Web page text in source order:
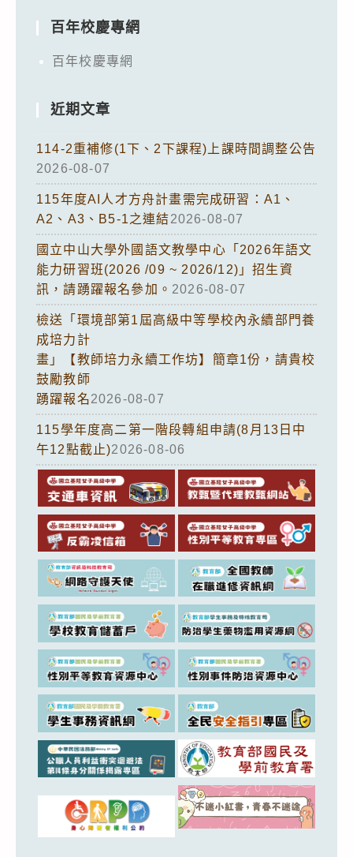
百年校慶專網
百年校慶專網
近期文章
114-2重補修(1下、2下課程)上課時間調整公告
2026-08-07
115年度AI人才方舟計畫需完成研習：A1、
A2、A3、B5-1之連結2026-08-07
國立中山大學外國語文教學中心「2026年語文
能力研習班(2026 /09 ~ 2026/12)」招生資
訊，請踴躍報名參加。 2026-08-07
檢送「環境部第1屆高級中等學校內永續部門養
成培力計
畫」【教師培力永續工作坊】簡章1份，請貴校
鼓勵教師
踴躍報名2026-08-07
115學年度高二第一階段轉組申請(8月13日中
午12點截止)2026-08-06